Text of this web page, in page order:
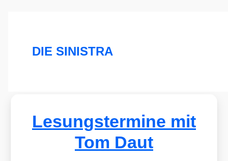
DIE SINISTRA
Lesungstermine mit
Tom Daut